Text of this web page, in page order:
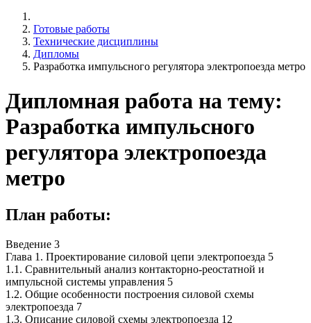
Готовые работы
Технические дисциплины
Дипломы
Разработка импульсного регулятора электропоезда метро
Дипломная работа на тему:
Разработка импульсного
регулятора электропоезда
метро
План работы:
Введение 3
Глава 1. Проектирование силовой цепи электропоезда 5
1.1. Сравнительный анализ контакторно-реостатной и
импульсной системы управления 5
1.2. Общие особенности построения силовой схемы
электропоезда 7
1.3. Описание силовой схемы электропоезда 12